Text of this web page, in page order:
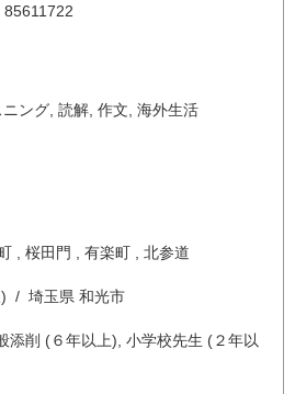
85611722
ニング 読解 作文 海外生活
, 桜田門 , 有楽町 , 北参道
) / 埼玉県 和光市
添削 (６年以上), 小学校先生 (２年以